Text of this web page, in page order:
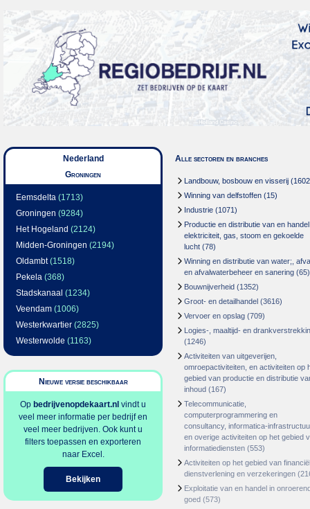
Nederland
Groningen
Eemsdelta (1713)
Groningen (9284)
Het Hogeland (2124)
Midden-Groningen (2194)
Oldambt(1518)
Pekela (368)
Stadskanaal (1234)
Veendam (1006)
Westerkwartier (2825)
Westerwolde (1163)
Nieuwe versie beschikbaar
Op bedrijvenopdekaart.nl vindt u
veel meer informatie per bedrijf en
veel meer bedrijven. Ook kunt u
filters toepassen en exporteren
naar Excel.
Bekijken
Alle sectoren en branches
Landbouw, bosbouw en visserij
Winning van delfstoffen (15)
Industrie (1071)
Productie en distributie van en
elektriciteit, gas, stoom en gekoelde
lucht (78)
Winning en distributie van water;,
en afvalwaterbeheer en sanering (65)
Bouwnijverheid (1352)
Groot- en detailhandel (3616)
Vervoer en opslag (709)
Logies-, maaltijd- en
(1246)
Activiteiten van uitgeverijen,
omroepactiviteiten, en activiteiten op
gebied van productie en distributie
inhoud (167)
Telecommunicatie,
computerprogrammering en
consultancy, informatica-
en overige activiteiten op het gebied
informatiediensten (553)
Activiteiten op het gebied van
dienstverlening en verzekeringen
Exploitatie van en handel in
goed (573)